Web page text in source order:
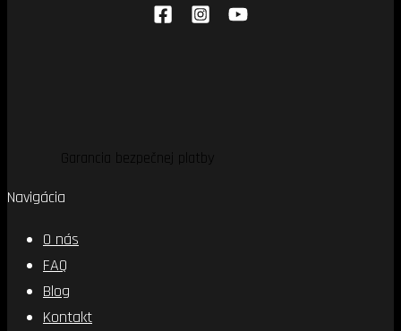
Garancia bezpečnej platby
Navigácia
O nás
FAQ
Blog
Kontakt